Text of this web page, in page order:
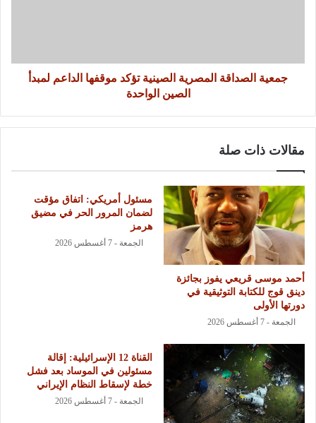
جمعية الصداقة المصرية الصينية تؤكد موقفها الداعم لمبدأ
الصين الواحدة
مقالات ذات صلة
أحمد موسى قريعي يفوز بجائزة
دينق قوج للكتابة التوثيقية في
دورتها الأولى
الجمعة - 7 أغسطس 2026
مسئول أمريكي: اتفاق مؤقت
لضمان المرور الحر في مضيق
هرمز
الجمعة - 7 أغسطس 2026
القناة 12 الإسرائيلية: إقالة
مسئولين في الموساد بعد فشل
خطة لإسقاط النظام الإيراني
الجمعة - 7 أغسطس 2026